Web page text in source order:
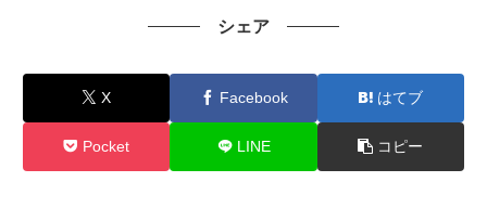
シェア
X Facebook はてブ
Pocket LINE コピー